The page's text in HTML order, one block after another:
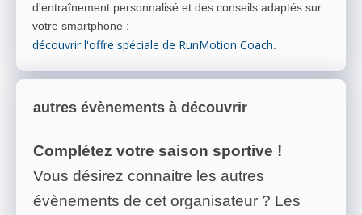
d'entraînement personnalisé et des conseils adaptés sur
votre smartphone :
découvrir l'offre spéciale de RunMotion Coach.
autres évènements à découvrir
Complétez votre saison sportive !
Vous désirez connaitre les autres
évènements de cet organisateur ? Les